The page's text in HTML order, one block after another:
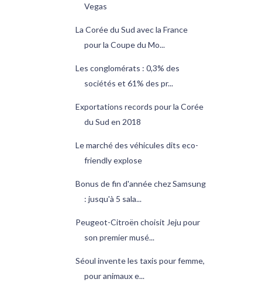
Vegas
La Corée du Sud avec la France
pour la Coupe du Mo...
Les conglomérats : 0,3% des
sociétés et 61% des pr...
Exportations records pour la Corée
du Sud en 2018
Le marché des véhicules dits eco-
friendly explose
Bonus de fin d'année chez Samsung
: jusqu'à 5 sala...
Peugeot-Citroën choisit Jeju pour
son premier musé...
Séoul invente les taxis pour femme,
pour animaux e...